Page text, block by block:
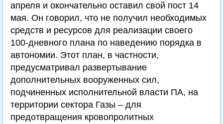
апреля и окончательно оставил свой пост 14
мая. Он говорил, что не получил необходимых
средств и ресурсов для реализации своего
100-дневного плана по наведению порядка в
автономии. Этот план, в частности,
предусматривал развертывание
дополнительных вооруженных сил,
подчиненных исполнительной власти ПА, на
территории сектора Газы – для
предотвращения кровопролитных